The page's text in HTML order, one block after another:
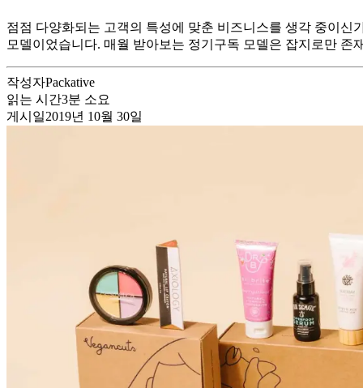
점점 다양화되는 고객의 특성에 맞춘 비즈니스를 생각 중이
모델이었습니다. 매월 받아보는 정기구독 모델은 잡지로만 존
작성자Packative
읽는 시간3분 소요
게시일2019년 10월 30일